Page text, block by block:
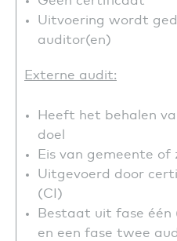
Uitvoering wordt
auditor(en)
Externe audit:
Heeft het behalen
doel
Eis van gemeente
Uitgevoerd door
(CI)
Bestaat uit fase
en een fase twee